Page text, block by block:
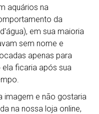
aquários na
da
em sua maioria
sem nome e
apenas para
ficaria após sua
imagem e não gostaria
na nossa loja online,